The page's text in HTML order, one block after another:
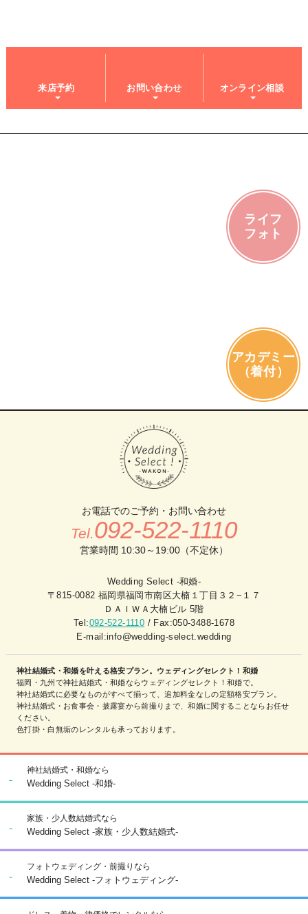
来店予約 お問い合わせ オンライン相談
ライフ
フォト
アカデミー
（着付）
お電話でのご予約・お問い合わせ
Tel.092-522-1110
営業時間 10:30～19:00（不定休）
Wedding Select -和婚-
〒815-0082 福岡県福岡市南区大楠１丁目３２−１７
ＤＡＩＷＡ大楠ビル 5階
Tel:092-522-1110 / Fax:050-3488-1678
E-mail:info@wedding-select.wedding
神社結婚式・和婚を叶える格安プラン。ウェディングセレクト！和婚
福岡・九州で神社結婚式・和婚ならウェディングセレクト！和婚で。
神社結婚式に必要なものがすべて揃って、追加料金なしの定額格安プラン。
神社結婚式・お食事会・披露宴から前撮りまで、和婚に関することならお任せ
ください。
色打掛・白無垢のレンタルも承っております。
神社結婚式・和婚なら
Wedding Select -和婚-
家族・少人数結婚式なら
Wedding Select -家族・少人数結婚式-
フォトウェディング・前撮りなら
Wedding Select -フォトウェディング-